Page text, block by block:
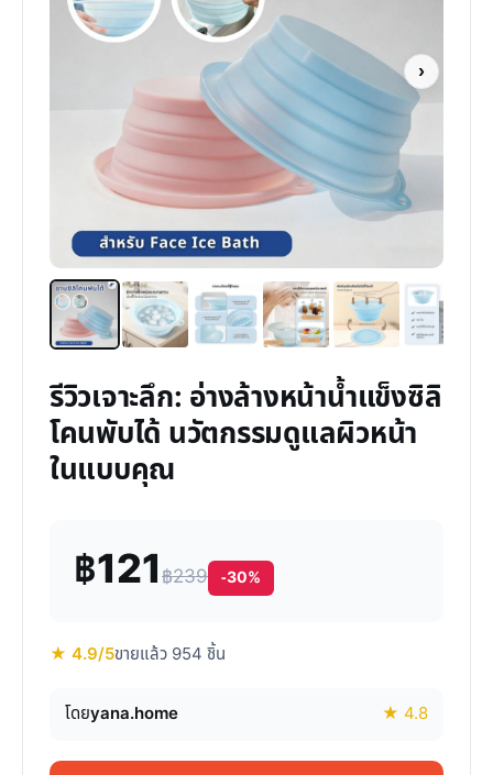
›
รีวิวเจาะลึก: อ่างล้างหน้าน้ำแข็งซิลิ
โคนพับได้ นวัตกรรมดูแลผิวหน้า
ในแบบคุณ
฿121฿239 -30%
★ 4.9/5ขายแล้ว 954 ชิ้น
โดยyana.home ★ 4.8